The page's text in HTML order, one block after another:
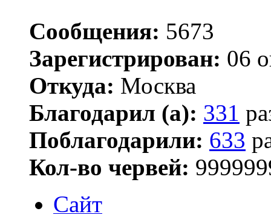
Сообщения: 5673
Зарегистрирован: 06
Откуда: Москва
Благодарил (а): 331
Поблагодарили: 633
Кол-во червей:
Сайт